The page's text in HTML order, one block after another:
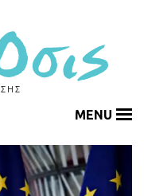
ΕΡΕΥΝΕΣ
MENU